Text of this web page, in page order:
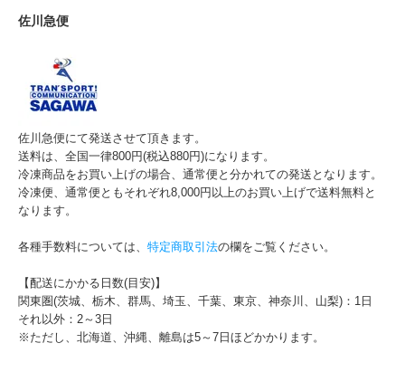
佐川急便
佐川急便にて発送させて頂きます。
送料は、全国一律800円(税込880円)になります。
冷凍商品をお買い上げの場合、通常便と分かれての発送となります。
冷凍便、通常便ともそれぞれ8,000円以上のお買い上げで送料無料と
なります。
各種手数料については、 特定商取引法の欄をご覧ください。
【配送にかかる日数(目安)】
関東圏(茨城、栃木、群馬、埼玉、千葉、東京、神奈川、山梨)：1日
それ以外：2～3日
※ただし、北海道、沖縄、離島は5～7日ほどかかります。